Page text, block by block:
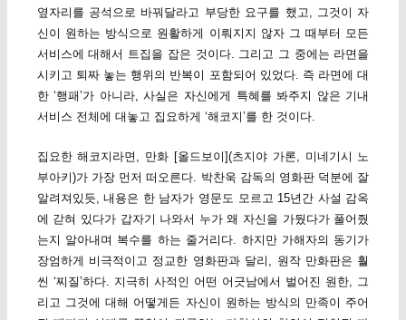
옆자리를 공석으로 바꿔달라고 부당한 요구를 했고, 그것이 자
신이 원하는 방식으로 원활하게 이뤄지지 않자 그 때부터 모든
서비스에 대해서 트집을 잡은 것이다. 그리고 그 중에는 라면을
시키고 퇴짜 놓는 행위의 반복이 포함되어 있었다. 즉 라면에 대
한 ‘행패’가 아니라, 사실은 자신에게 특혜를 봐주지 않은 기내
서비스 전체에 대놓고 집요하게 ‘해코지’를 한 것이다.
집요한 해코지라면, 만화 [올드보이](츠지야 가론, 미네기시 노
부아키)가 가장 먼저 떠오른다. 박찬욱 감독의 영화판 덕분에 잘
알려져있듯, 내용은 한 남자가 영문도 모르고 15년간 사설 감옥
에 갇혀 있다가 갑자기 나와서 누가 왜 자신을 가뒀다가 풀어줬
는지 알아내며 복수를 하는 줄거리다. 하지만 가해자의 동기가
장엄하게 비극적이고 정교한 영화판과 달리, 원작 만화판은 훨
씬 ‘찌질’하다. 지극히 사적인 어떤 어긋남에서 벌어진 원한, 그
리고 그것에 대해 어떻게든 자신이 원하는 방식의 만족이 주어